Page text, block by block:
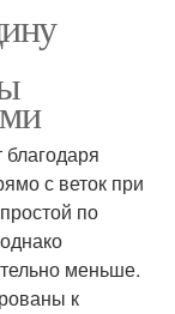
с веток при
по
меньше.
к